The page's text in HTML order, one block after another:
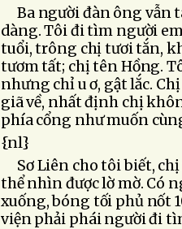
Ba người đàn ông vẫn
dàng. Tôi đi tìm người
tuổi, trông chị tươi tắn,
tươm tất; chị tên Hồng.
nhưng chỉ u ơ, gật lắc.
giã về, nhất định chị
phía cổng như muốn
{nl}
Sơ Liên cho tôi biết,
thể nhìn được lờ mờ. Có
xuống, bóng tối phủ nốt
viện phải phái người đi